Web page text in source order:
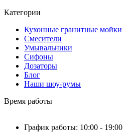
Категории
Кухонные гранитные мойки
Смесители
Умывальники
Сифоны
Дозаторы
Блог
Наши шоу-румы
Время работы
График работы: 10:00 - 19:00